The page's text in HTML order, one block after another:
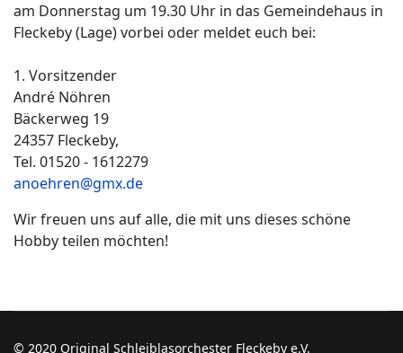
am Donnerstag um 19.30 Uhr in das Gemeindehaus in
Fleckeby (Lage) vorbei oder meldet euch bei:
1. Vorsitzender
André Nöhren
Bäckerweg 19
24357 Fleckeby,
Tel. 01520 - 1612279
anoehren@gmx.de
Wir freuen uns auf alle, die mit uns dieses schöne
Hobby teilen möchten!
© 2020 Original Schleiblasorchester Fleckeby e.V.